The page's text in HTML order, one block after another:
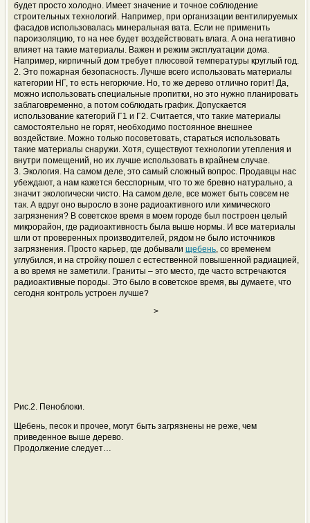
будет просто холодно. Имеет значение и точное соблюдение
строительных технологий. Например, при организации вентилируемых
фасадов использовалась минеральная вата. Если не применить
пароизоляцию, то на нее будет воздействовать влага. А она негативно
влияет на такие материалы. Важен и режим эксплуатации дома.
Например, кирпичный дом требует плюсовой температуры круглый год.
2. Это пожарная безопасность. Лучше всего использовать материалы
категории НГ, то есть негорючие. Но, то же дерево отлично горит! Да,
можно использовать специальные пропитки, но это нужно планировать
заблаговременно, а потом соблюдать график. Допускается
использование категорий Г1 и Г2. Считается, что такие материалы
самостоятельно не горят, необходимо постоянное внешнее
воздействие. Можно только посоветовать, стараться использовать
такие материалы снаружи. Хотя, существуют технологии утепления и
внутри помещений, но их лучше использовать в крайнем случае.
3. Экология. На самом деле, это самый сложный вопрос. Продавцы нас
убеждают, а нам кажется бесспорным, что то же бревно натурально, а
значит экологически чисто. На самом деле, все может быть совсем не
так. А вдруг оно выросло в зоне радиоактивного или химического
загрязнения? В советское время в моем городе был построен целый
микрорайон, где радиоактивность была выше нормы. И все материалы
шли от проверенных производителей, рядом не было источников
загрязнения. Просто карьер, где добывали щебень, со временем
углубился, и на стройку пошел с естественной повышенной радиацией,
а во время не заметили. Граниты – это место, где часто встречаются
радиоактивные породы. Это было в советское время, вы думаете, что
сегодня контроль устроен лучше?
>
Рис.2. Пеноблоки.
Щебень, песок и прочее, могут быть загрязнены не реже, чем
приведенное выше дерево.
Продолжение следует…